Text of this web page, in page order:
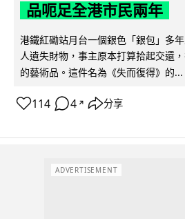
品呃足全港市民兩年
港鐵紅磡站月台一個銀色「銀包」多
人遺失財物，事主原本打算拾起交還
的藝術品。這件名為《失而復得》的...
114 4 ↗ 分享
ADVERTISEMENT